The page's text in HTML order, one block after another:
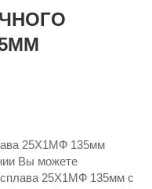
25Х1МФ 135мм
Вы можете
сплава 25Х1МФ 135мм с